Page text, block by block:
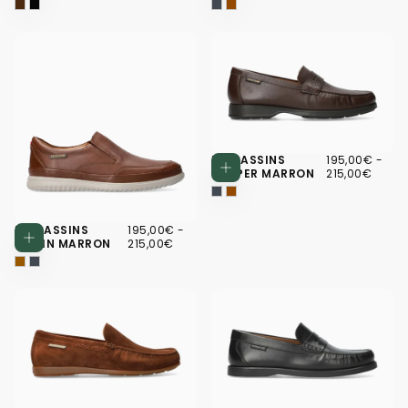
Choisissez des options
MOCASSINS
TWAIN MARRON
195,00€
PRIX
MINIMUM
195,00€ -
215,00€
Choisissez
MOCASSINS
HARPER MARRON
195,00€
PRIX
MINIMUM
195,00€ -
215,00€